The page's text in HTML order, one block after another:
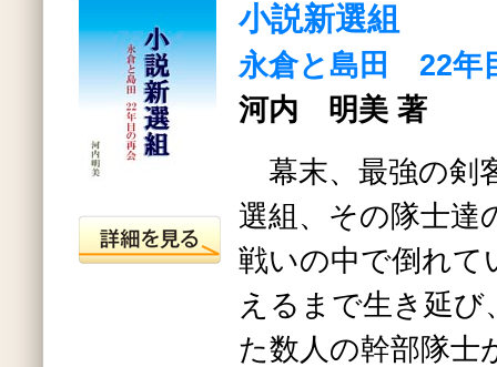
小説新選組
永倉と島田 22年
河内 明美 著
幕末、最強の剣
選組、その隊士達
戦いの中で倒れて
えるまで生き延
た数人の幹部隊士